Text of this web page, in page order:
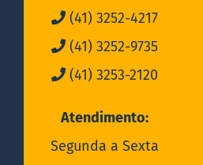
(41) 3252-4217
(41) 3252-9735
(41) 3253-2120
Atendimento:
Segunda a Sexta